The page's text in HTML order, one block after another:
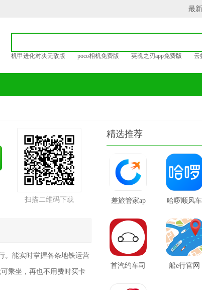
最
机甲进化对决无敌版 poco相机免费版 英魂之刃app免费版
云
扫描二维码下载
。能实时掌握各条地铁运营
乘坐，再也不用费时买卡
精选推荐
差旅管家ap
p官网版
哈啰顺风车
主app最新
版本
首汽约车司
机端老版本
船e行官网